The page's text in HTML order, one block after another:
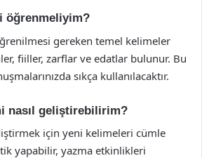
öğrenmeliyim?
gereken temel kelimeler
fiiller, zarflar ve edatlar bulunur. Bu
sıkça kullanılacaktır.
nasıl geliştirebilirim?
için yeni kelimeleri cümle
yapabilir, yazma etkinlikleri